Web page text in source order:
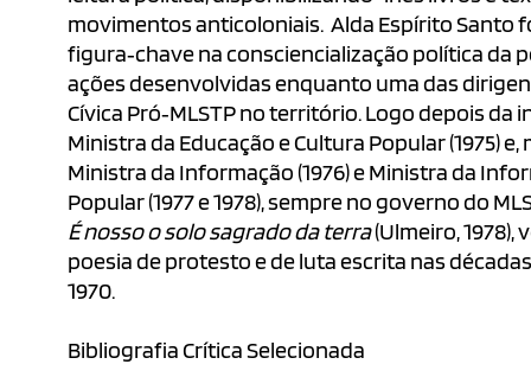
movimentos anticoloniais. Alda Espírito Santo
figura‐chave na consciencialização política da
ações desenvolvidas enquanto uma das
Cívica Pró‐MLSTP no território. Logo depois da
Ministra da Educação e Cultura Popular (1975)
Ministra da Informação (1976) e Ministra da
Popular (1977 e 1978), sempre no governo do
É nosso o solo sagrado da terra(Ulmeiro,
poesia de protesto e de luta escrita nas décadas
1970.
Bibliografia Crítica Selecionada